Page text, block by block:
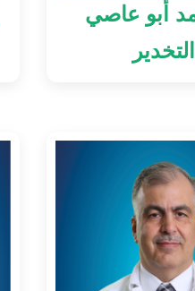
أبو عاصي
التخدير